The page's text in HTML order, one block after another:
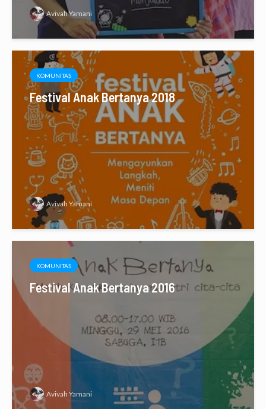
Avivah Yamani
KOMUNITAS
Festival Anak Bertanya 2018
Avivah Yamani
KOMUNITAS
Festival Anak Bertanya 2016
Avivah Yamani